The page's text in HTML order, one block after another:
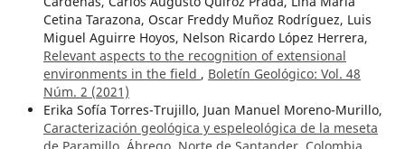
Cetina Tarazona, Oscar Freddy Muñoz Rodríguez, Luis
Miguel Aguirre Hoyos, Nelson Ricardo López Herrera,
Relevant aspects to the recognition of extensional
environments in the field , Boletín Geológico: Vol. 48
Núm. 2 (2021)
Erika Sofía Torres-Trujillo, Juan Manuel Moreno-Murillo,
Caracterización geológica y espeleológica de la meseta